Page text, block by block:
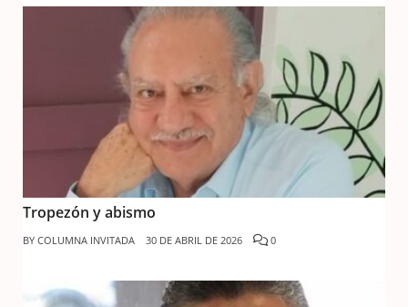
Tropezón y abismo
BY COLUMNA INVITADA 30 DE ABRIL DE 2026 0